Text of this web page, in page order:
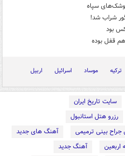
سپاه
شراب شد!
بود
قفل بوده
ترکیه موساد اسرائیل اربیل
سایت تاریخ ایران
رزرو هتل استانبول
جراح بینی ترمیمی
آهنگ های جدید
اربعین
آهنگ جدید